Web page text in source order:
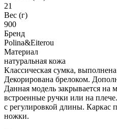
21
Вес (г)
900
Бренд
Polina&Eiterou
Материал
натуральная кожа
Классическая сумка,
Декорирована брелоком.
Данная модель закрывается на
встроенные ручки или на
с регулировкой длины.
ножки.